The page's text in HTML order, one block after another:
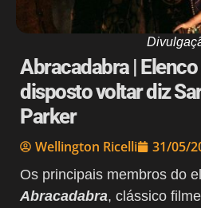
Abracadabra |
disposto voltar diz
Parker
Wellington Ricelli 31/05/
Os principais membros do
Abracadabra, clássico